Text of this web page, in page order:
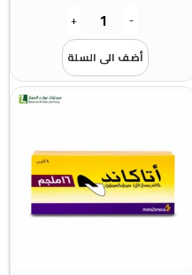
-
+
أضف الى السلة